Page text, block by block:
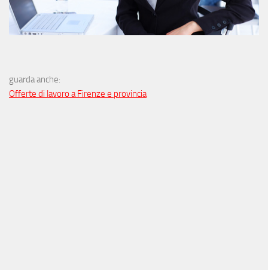
guarda anche:
Offerte di lavoro a Firenze e provincia